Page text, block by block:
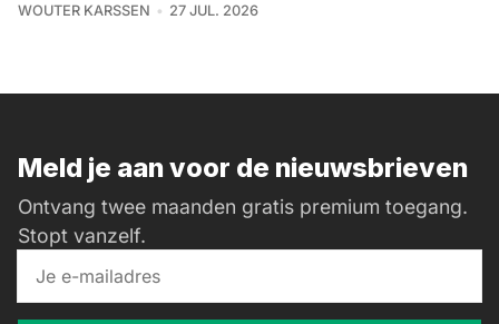
WOUTER KARSSEN 27 JUL. 2026
Meld je aan voor de nieuwsbrieven
Ontvang twee maanden gratis premium toegang.
Stopt vanzelf.